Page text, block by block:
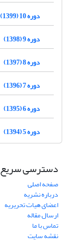
دوره 10 (1399)
دوره 9 (1398)
دوره 8 (1397)
دوره 7 (1396)
دوره 6 (1395)
دوره 5 (1394)
دسترسی سریع
صفحه اصلی
درباره نشریه
اعضای هیات تحریریه
ارسال مقاله
تماس با ما
نقشه سایت